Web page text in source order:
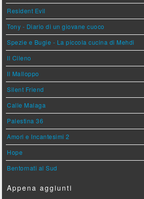
Resident Evil
Tony - Diario di un giovane cuoco
Spezie e Bugie - La piccola cucina di Mehdi
Il Cileno
Il Malloppo
Silent Friend
Calle Malaga
Palestina 36
Amori e Incantesimi 2
Hope
Bentornati al Sud
Appena aggiunti